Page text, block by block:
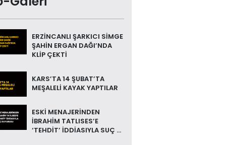
ERZİNCANLI ŞARKICI SİMGE
ŞAHİN ERGAN DAĞI’NDA
KLİP ÇEKTİ
KARS’TA 14 ŞUBAT’TA
MEŞALELİ KAYAK YAPTILAR
ESKİ MENAJERİNDEN
İBRAHİM TATLISES’E
‘TEHDİT’ İDDİASIYLA SUÇ ...